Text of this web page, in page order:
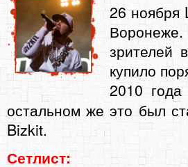
26 ноября
Воронеже.
зрителей
купило
2010
остальном же это был
Bizkit.
Сетлист: